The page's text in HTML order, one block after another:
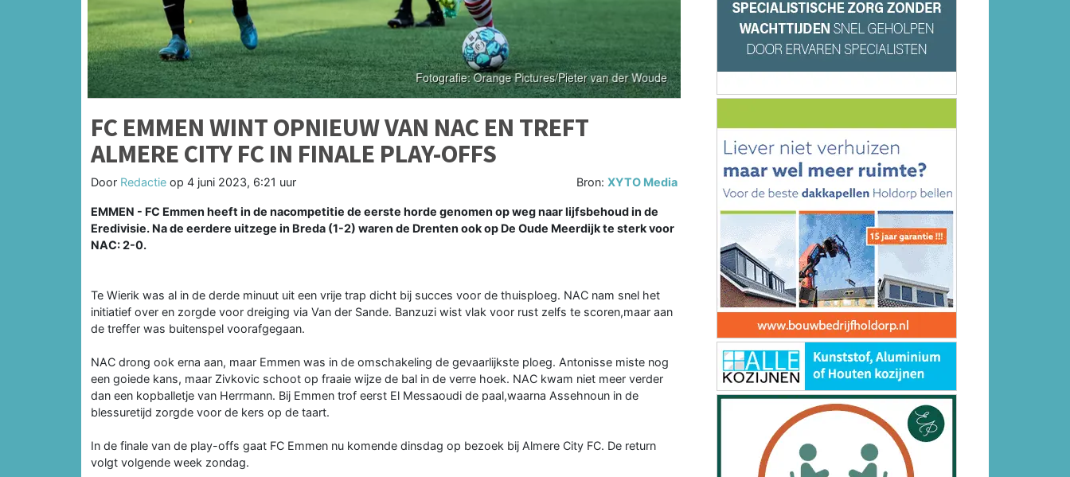
FC EMMEN WINT OPNIEUW VAN NAC EN TREFT
ALMERE CITY FC IN FINALE PLAY-OFFS
Door Redactie op 4 juni 2023, 6:21 uur Bron:XYTO Media
EMMEN - FC Emmen heeft in de nacompetitie de eerste horde genomen op weg naar lijfsbehoud in de
Eredivisie. Na de eerdere uitzege in Breda (1-2) waren de Drenten ook op De Oude Meerdijk te sterk voor
NAC: 2-0.
Te Wierik was al in de derde minuut uit een vrije trap dicht bij succes voor de thuisploeg. NAC nam snel het
initiatief over en zorgde voor dreiging via Van der Sande. Banzuzi wist vlak voor rust zelfs te scoren,maar aan
de treffer was buitenspel voorafgegaan.
NAC drong ook erna aan, maar Emmen was in de omschakeling de gevaarlijkste ploeg. Antonisse miste nog
een goiede kans, maar Zivkovic schoot op fraaie wijze de bal in de verre hoek. NAC kwam niet meer verder
dan een kopballetje van Herrmann. Bij Emmen trof eerst El Messaoudi de paal,waarna Assehnoun in de
blessuretijd zorgde voor de kers op de taart.
In de finale van de play-offs gaat FC Emmen nu komende dinsdag op bezoek bij Almere City FC. De return
volgt volgende week zondag.